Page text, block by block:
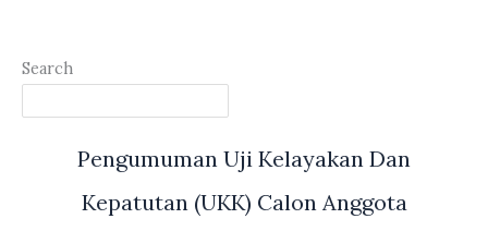
Search
Pengumuman Uji Kelayakan Dan
Kepatutan (UKK) Calon Anggota